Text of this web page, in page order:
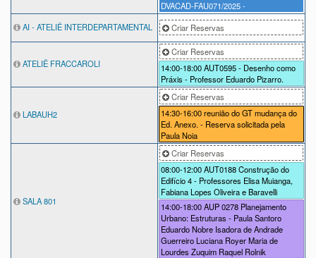
DVACAD-FAU071/2025 -
AI - ATELIÊ INTERDEPARTAMENTAL
Criar Reservas
ATELIÊ FRACCAROLI
Criar Reservas
14:00-18:00AUT0595 - Desenho como
Práxis - Professor Eduardo Pizarro.
LABAUH2
Criar Reservas
14:30-16:00reunião do GT mudança do
Ed. Anexo. - Reserva solicitada pela
Paula Noia
SALA 801
Criar Reservas
08:00-12:00AUT0188 Construção do
Edifício 4 - Professores Elisa Muianga,
Fabiana Lopes Oliveira e Baravelli
14:00-18:00AUP 0278 Planejamento
Urbano: Estruturas - Paula Santoro
Eduardo Nobre Isadora de Andrade
Guerreiro Luciana Royer Maria de
Lourdes Zuquim Raquel Rolnik